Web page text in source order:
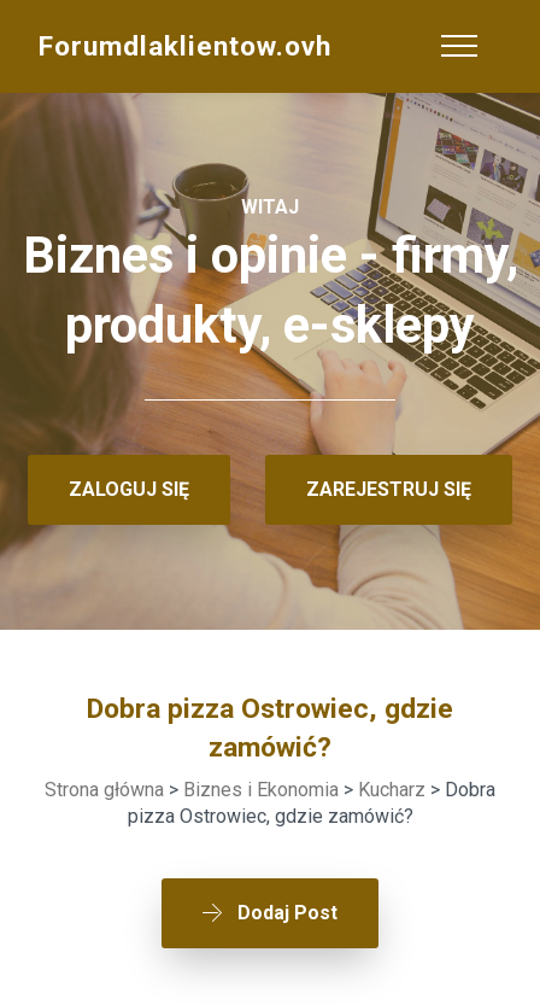
Forumdlaklientow.ovh
WITAJ
Biznes i opinie - firmy,
produkty, e-sklepy
ZALOGUJ SIĘ ZAREJESTRUJ SIĘ
Dobra pizza Ostrowiec, gdzie
zamówić?
Strona główna > Biznes i Ekonomia > Kucharz > Dobra
pizza Ostrowiec, gdzie zamówić?
Dodaj Post